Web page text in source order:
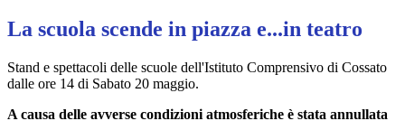
La scuola scende in piazza e...in teatro
Stand e spettacoli delle scuole dell'Istituto Comprensivo di Cossato
dalle ore 14 di Sabato 20 maggio.
A causa delle avverse condizioni atmosferiche è stata annullata